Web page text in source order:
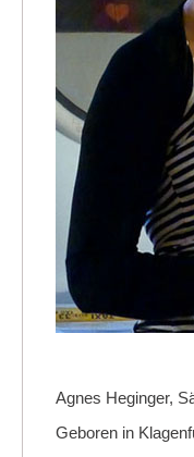
Agnes Heginger,
Geboren in